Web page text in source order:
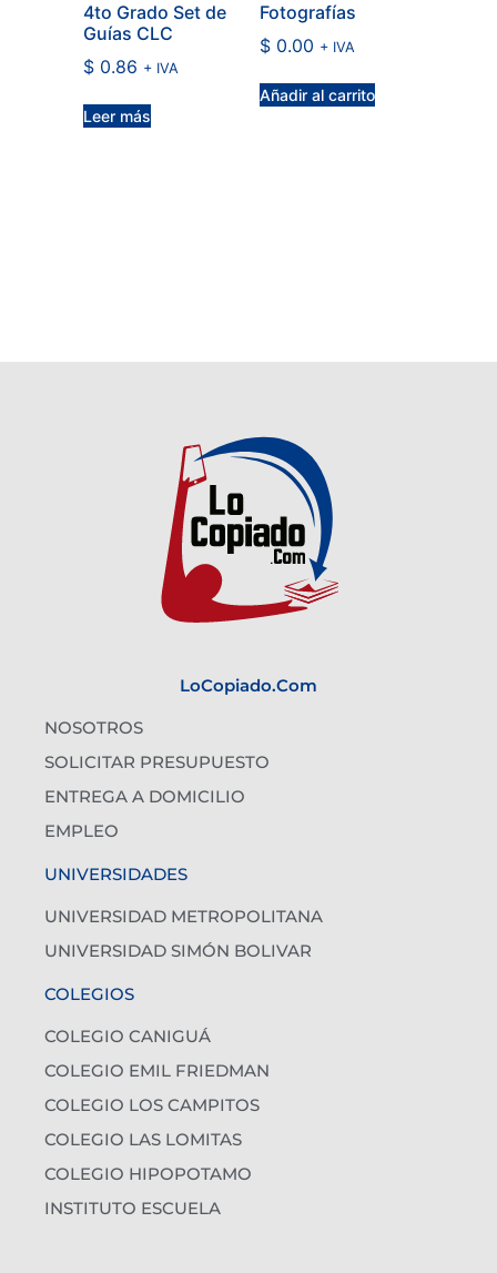
4to Grado Set de
Guías CLC
$ 0.86 + IVA
Leer más
Fotografías
$ 0.00 + IVA
Añadir al carrito
LoCopiado.com
NOSOTROS
SOLICITAR PRESUPUESTO
ENTREGA A DOMICILIO
EMPLEO
UNIVERSIDADES
UNIVERSIDAD METROPOLITANA
UNIVERSIDAD SIMÓN BOLIVAR
COLEGIOS
COLEGIO CANIGUÁ
COLEGIO EMIL FRIEDMAN
COLEGIO LOS CAMPITOS
COLEGIO LAS LOMITAS
COLEGIO HIPOPOTAMO
INSTITUTO ESCUELA